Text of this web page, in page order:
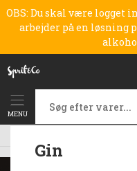
OBS: Du skal være logget
arbejder på en løsning
MENU
Gin